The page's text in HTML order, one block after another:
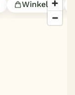
Winkelen